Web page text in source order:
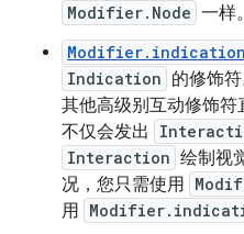
Modifier.Node 一样。
Modifier.indication
Indication 的修饰符
其他高级别互动修饰
不仅会发出
Interaction 绘制视
况，您只需使用
用